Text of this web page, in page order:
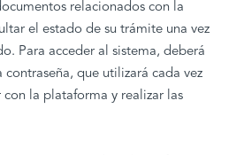
relacionados con la
el estado de su trámite una vez
Para acceder al sistema, deberá
contraseña, que utilizará cada vez
con la plataforma y realizar las